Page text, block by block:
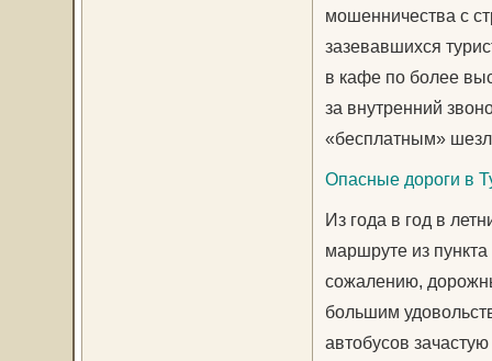
мошенничества с
зазевавшихся
в кафе по более
за внутренний
«бесплатным»
Опасные дороги в
Из года в год в
маршруте из
сожалению,
большим
автобусов